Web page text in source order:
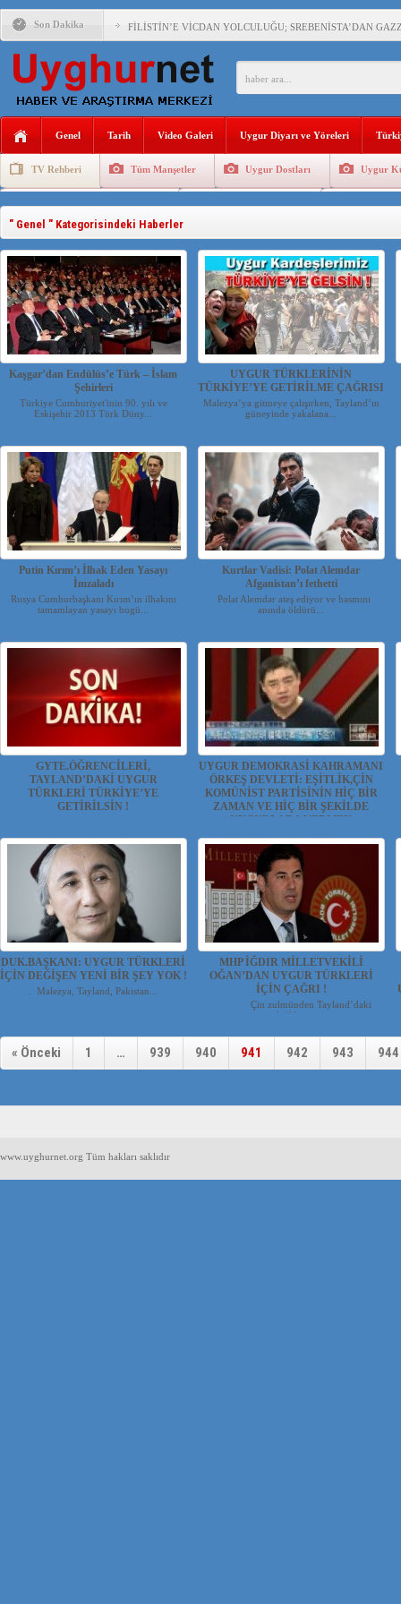
Son Dakika FİLİSTİN’E VİCDAN YOLCULUĞU; SREBENİSTA’DAN
ÇİN’İN “GÜVENLİK”SÖYLEMİ İLE DOĞU TÜRKİSTAN’DA
PAKİSTAN,AFGANİSTAN’DA YAŞAYAN UYGURLARA
DİYANET AKADEMİSİ BAŞKANI DOÇ.DR.KAAN : DOĞU
150 YILDIR KAYNAYAN YARAMIZ : ÇİN İŞGALİNDEKİ
Genel Tarih Video Galeri Uygur Diyarı ve Yöreleri
TV Rehberi Tüm Manşetler Uygur Dostları Uygur
Uygurlarda Düğün ve Cenaze Uygur Geleneksel Tip Uygur
" Genel " Kategorisindeki Haberler
Kaşgar’dan Endülüs’e Türk – İslam
Şehirleri
Türkiye Cumhuriyet'inin 90. yılı ve
Eskişehir 2013 Türk Düny...
UYGUR TÜRKLERİNİN
TÜRKİYE’YE GETİRİLME ÇAĞRISI
Malezya’ya gitmeye çalışırken, Tayland’ın
güneyinde yakalana...
Putin Kırım’ı İlhak Eden Yasayı
İmzaladı
Rusya Cumhurbaşkanı Kırım’ın ilhakını
tamamlayan yasayı bugü...
Kurtlar Vadisi: Polat Alemdar
Afganistan’ı fethetti
Polat Alemdar ateş ediyor ve hasmını
anında öldürü...
GYTE.ÖĞRENCİLERİ,
TAYLAND’DAKİ UYGUR
TÜRKLERİ TÜRKİYE’YE
GETİRİLSİN !
UYGUR DEMOKRASİ KAHRAMANI
ÖRKEŞ DEVLETİ: EŞİTLİK,ÇİN
KOMÜNİST PARTİSİNİN HİÇ BİR
ZAMAN VE HİÇ BİR ŞEKİLDE
UYGURLARA VERMEK
Hamit Göktürk 1989 yılında Çin’in başkenti
Pekin’in Tian...
DUK.BAŞKANI: UYGUR TÜRKLERİ
İÇİN DEĞİŞEN YENİ BİR ŞEY YOK !
. Malezya, Tayland, Pakistan...
MHP İĞDIR MİLLETVEKİLİ
OĞAN’DAN UYGUR TÜRKLERİ
İÇİN ÇAĞRI !
Çin zulmünden Tayland’daki
dağlık...
« Önceki 1 … 939 940 941 942 943 944
www.uyghurnet.org Tüm hakları saklıdır